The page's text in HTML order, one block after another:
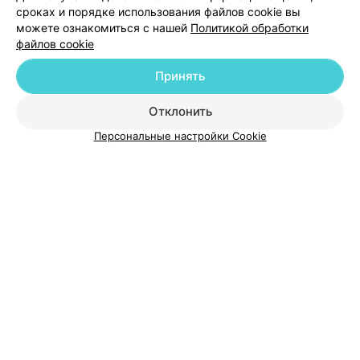
Добавить компанию
Добавить специалиста
сроках и порядке использования файлов cookie вы
можете ознакомиться с нашей Политикой обработки
файлов cookie
Отклонить
Принять
Персональные настройки Cookie